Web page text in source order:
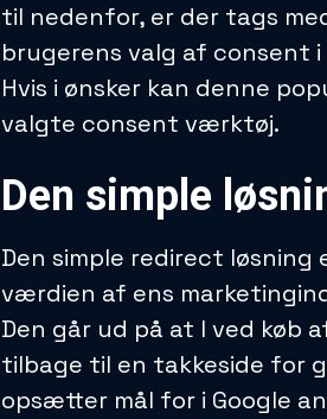
til nedenfor, er der tags
brugerens valg af consent
Hvis i ønsker kan denne
valgte consent værktøj.
Den simple
Den simple redirect
værdien af ens
Den går ud på at I ved køb
tilbage til en takkeside for
opsætter mål for i Google